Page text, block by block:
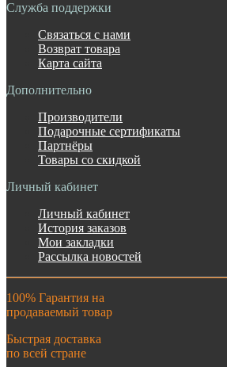
Служба поддержки
Связаться с нами
Возврат товара
Карта сайта
Дополнительно
Производители
Подарочные сертификаты
Партнёры
Товары со скидкой
Личный кабинет
Личный кабинет
История заказов
Мои закладки
Рассылка новостей
100% Гарантия на
продаваемый товар
Быстрая доставка
по всей стране